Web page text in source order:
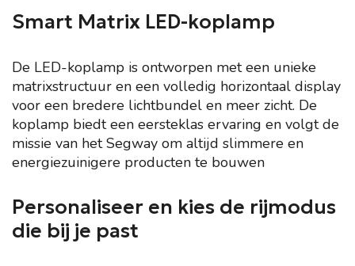
Smart Matrix LED-koplamp
De LED-koplamp is ontworpen met een unieke
matrixstructuur en een volledig horizontaal display
voor een bredere lichtbundel en meer zicht. De
koplamp biedt een eersteklas ervaring en volgt de
missie van het Segway om altijd slimmere en
energiezuinigere producten te bouwen
Personaliseer en kies de rijmodus
die bij je past